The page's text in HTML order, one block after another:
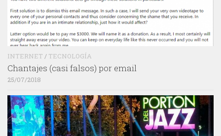
INTERNET / TECNOLOGÍA
Chantajes (casi falsos) por email
25/07/2018